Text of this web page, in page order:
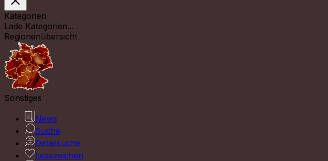
Kategorien
Lade Kategorien...
Regionenübersicht
Sonstiges
News
Suche
Detailsuche
Lesezeichen